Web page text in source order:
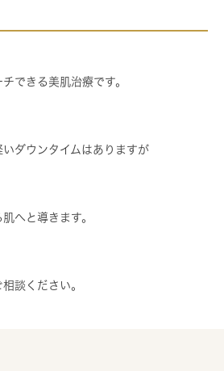
チできる美肌治療です。
ダウンタイムはありますが
へと導きます。
談ください。